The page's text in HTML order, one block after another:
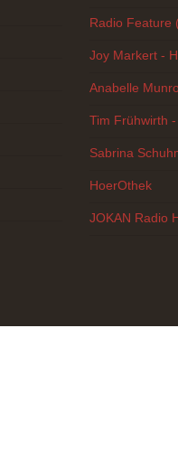
Radio Feature
Joy Markert -
Anabelle
Tim Frühwirth
Sabrina
HoerOthek
JOKAN Radio